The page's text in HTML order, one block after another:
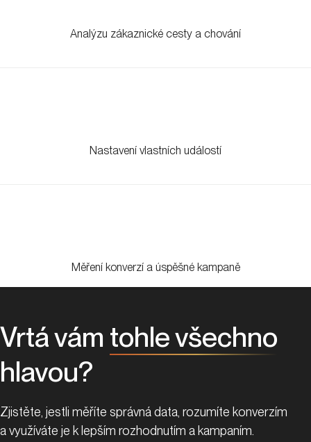
Analýzu zákaznické cesty a chování
Nastavení vlastních událostí
Měření konverzí a úspěšné kampaně
Vrtá vám tohle všechno
hlavou?
Zjistěte, jestli měříte správná data, rozumíte konverzím
a využíváte je k lepším rozhodnutím a kampaním.